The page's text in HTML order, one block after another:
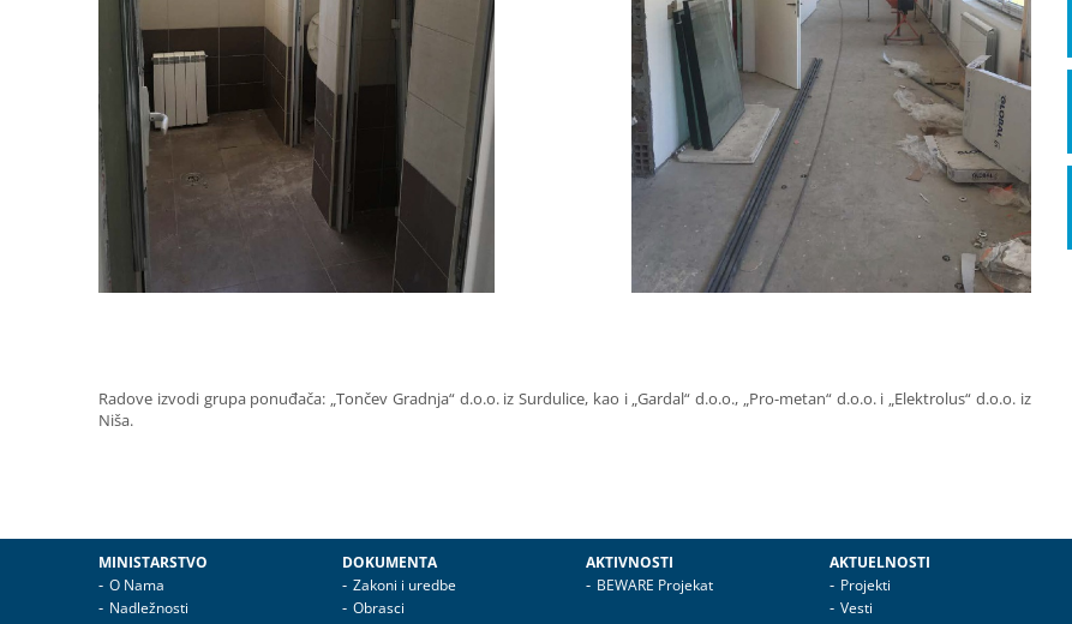
Radove izvodi grupa ponuđača: „Tončev Gradnja“ d.o.o. iz Surdulice, kao i „Gardal“ d.o.o., „Pro-metan“ d.o.o. i „Elektrolus“ d.o.o. iz
Niša.
MINISTARSTVO
O Nama
Nadležnosti
DOKUMENTA
Zakoni i uredbe
Obrasci
AKTIVNOSTI
BEWARE Projekat
AKTUELNOSTI
Projekti
Vesti